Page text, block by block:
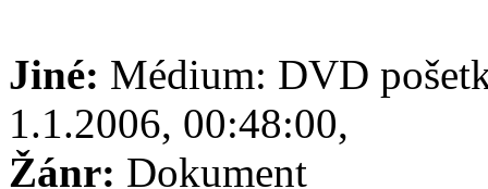
Jiné: Médium: DVD
1.1.2006, 00:48:00,
Žánr: Dokument